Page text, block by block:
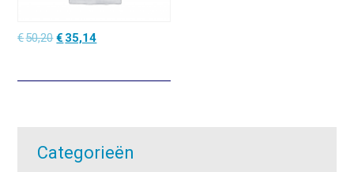
€50,20Oorspronkelijke
€50,20.
€ 35,14Huidige
€35,14.
Categorieën